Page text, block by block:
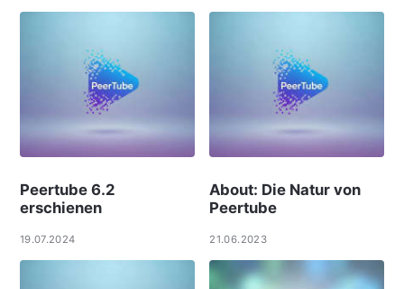
Peertube 6.2
erschienen
19.07.2024
About: Die Natur von
Peertube
21.06.2023